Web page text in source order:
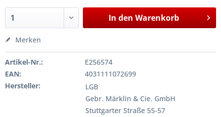
In den Warenkorb
Merken
Artikel-Nr.:
E256574
EAN:
4031111072699
Hersteller:
LGB
Gebr. Märklin & Cie. GmbH
Stuttgarter Straße 55-57